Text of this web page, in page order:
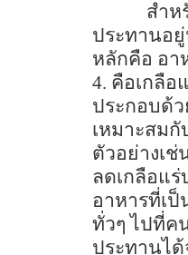
สำห
ประทานอ
หลักคือ อา
4. คือเกลือ
ประกอบด้
เหมาะสม
ตัวอย่างเ
ลดเกลือแร่
อาหารที่เ
ทั่วๆ ไปที่ค
ประทานไ